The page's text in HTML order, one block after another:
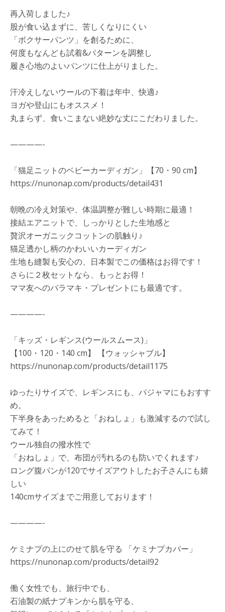
再入荷しました♪
股が食い込まずに、苦しくなりにくい
「ボクサーパンツ」を創るために、
何度もなんども試着&パターンを調整し
履き心地のよいパンツに仕上がりました。
汗冷えしないウールの下着は年中、快適♪
ヨガや登山にもオススメ！
丸まらず、食いこまない絶妙な丈にこだわりました。
————-
「猫足ニットのベビーカーディガン」【70・90 cm】
https://nunonap.com/products/detail431
朝晩の冷え対策や、体温調整が難しい時期に最適！
接結エアニットで、しっかりとした生地感と
贅沢オーガニックコットンの肌触り♪
猫足透かし柄のかわいいカーディガン
生地も縫製も安心の、日本製でこの価格はお得です！
さらに２枚セットなら、もっとお得！
ママ友へのバラマキ・プレゼントにも最適です。
————-
「キッズ・レギンス(ウールスムース)」
【100・120・140 cm】 【ウォッシャブル】
https://nunonap.com/products/detail1175
ゆったりサイズで、レギンスにも、パジャマにもおすす
め。
下半身をあっためると「おねしょ」も激減するので試し
てみて！
ウール独自の撥水性で
「おねしょ」で、布団が汚れるのも防いでくれます♪
ロング腹パンが120でサイズアウトしたお子さんにも嬉
しい
140cmサイズまでご用意しております！
————-
ケミナプの上にのせて肌を守る 「ケミナプカバー」
https://nunonap.com/products/detail92
働く女性でも、旅行中でも、
石油製の紙ナプキンから肌を守る、